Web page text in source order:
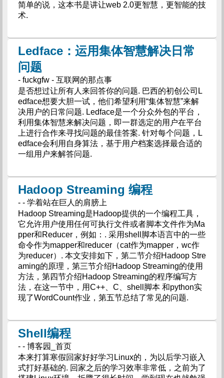
简单的说，这本书是讲让web 2.0更智慧，更智能的技
术.
Ledface：运用集体智慧解决日常
问题
- fuckgfw - 互联网的那点事
是否想过让所有人来回答你的问题. 巴西的初创公司L
edface想要大胆一试，他们希望利用“集体智慧”来解
决用户的日常问题. Ledface是一个分众外包的平台，
利用集体智慧来解决问题，即一群选定的用户在平台
上进行合作来寻找问题的最佳答案. 针对每个问题，L
edface会利用自身算法，基于用户档案选择最合适的
一组用户来解答问题.
Hadoop Streaming 编程
- - 学着站在巨人的肩膀上
Hadoop Streaming是Hadoop提供的一个编程工具，
它允许用户使用任何可执行文件或者脚本文件作为Ma
pper和Reducer，例如：. 采用shell脚本语言中的一些
命令作为mapper和reducer（cat作为mapper，wc作
为reducer）. 本文安排如下，第二节介绍Hadoop Stre
aming的原理，第三节介绍Hadoop Streaming的使用
方法，第四节介绍Hadoop Streaming的程序编写方
法，在这一节中，用C++、C、shell脚本 和python实
现了WordCount作业，第五节总结了常见的问题.
Shell编程
- - 博客园_首页
本来打算寒假回家好好学习Linux的，为以后学习嵌入
式打好基础的. 回家之后的学习效率非常低，之前为了